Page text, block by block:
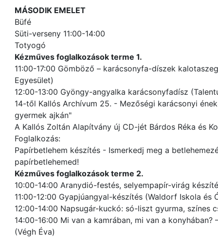
MÁSODIK EMELET
Büfé
Süti-verseny 11:00-14:00
Totyogó
Kézműves foglalkozások terme 1.
11:00-17:00 Gömböző – karácsonyfa-díszek
Egyesület)
12:00-13:00 Gyöngy-angyalka karácsonyfadísz
14-től Kallós Archívum 25. - Mezőségi karácsonyi
gyermek ajkán"
A Kallós Zoltán Alapítvány új CD-jét Bárdos Réka és
Foglalkozás:
Papírbetlehem készítés - Ismerkedj meg a
papírbetlehemed!
Kézműves foglalkozások terme 2.
10:00-14:00 Aranydió-festés, selyempapír-virág
11:00-12:00 Gyapjúangyal-készítés (Waldorf Iskola és
12:00-14:00 Napsugár-kuckó: só-liszt gyurma, színes
14:00-16:00 Mi van a kamrában, mi van a
(Végh Éva)